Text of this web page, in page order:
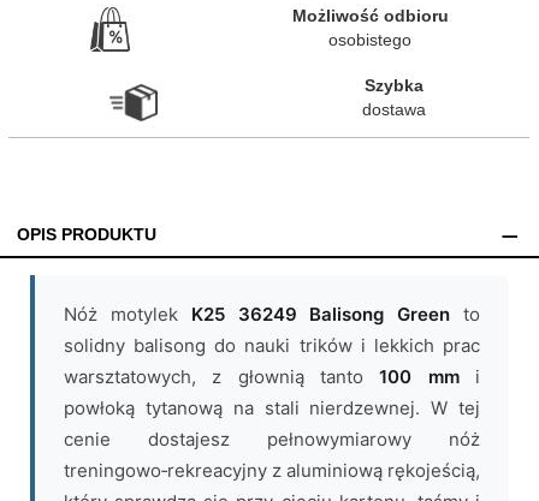
Możliwość odbioru
osobistego
Szybka
dostawa
OPIS PRODUKTU
Nóż motylek K25 36249 Balisong Green to
solidny balisong do nauki trików i lekkich prac
warsztatowych, z głownią tanto100 mmi
powłoką tytanową na stali nierdzewnej. W tej
cenie dostajesz pełnowymiarowy nóż
treningowo‑rekreacyjny z aluminiową rękojeścią,